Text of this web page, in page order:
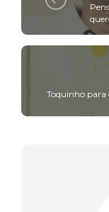
Toquinho para